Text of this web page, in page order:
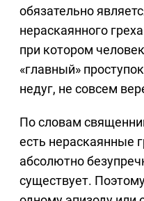
обязательно
нераскаянного
при котором
«главный»
недуг, не совсем
По словам
есть нераскаянные
абсолютно
существует.